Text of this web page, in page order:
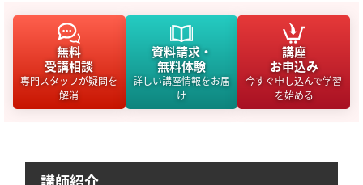
無料
受講相談
専門スタッフが疑問を
解消
資料請求・
無料体験
詳しい講座情報をお届
け
講座
お申込み
今すぐ申し込んで学習
を始める